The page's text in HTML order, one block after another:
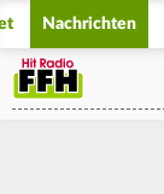
Nachrichten